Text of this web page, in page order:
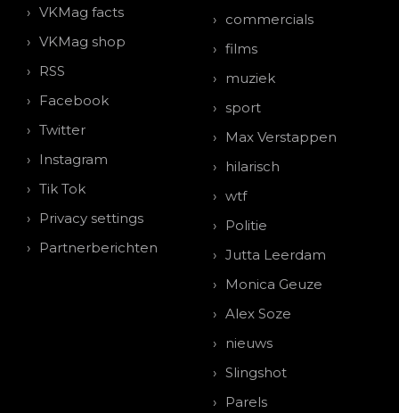
VKMag facts
VKMag shop
RSS
Facebook
Twitter
Instagram
Tik Tok
Privacy settings
Partnerberichten
commercials
films
muziek
sport
Max Verstappen
hilarisch
wtf
Politie
Jutta Leerdam
Monica Geuze
Alex Soze
nieuws
Slingshot
Parels